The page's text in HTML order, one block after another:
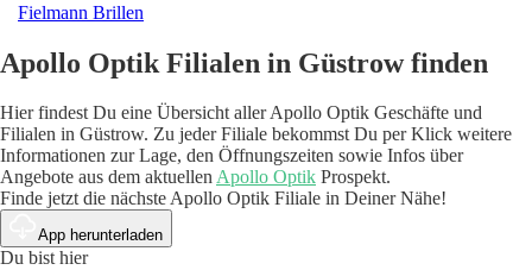
Fielmann Brillen
Apollo Optik Filialen in Güstrow finden
Hier findest Du eine Übersicht aller Apollo Optik Geschäfte und
Filialen in Güstrow. Zu jeder Filiale bekommst Du per Klick weitere
Informationen zur Lage, den Öffnungszeiten sowie Infos über
Angebote aus dem aktuellenApollo Optik Prospekt.
Finde jetzt die nächste Apollo Optik Filiale in Deiner Nähe!
App herunterladen
Du bist hier